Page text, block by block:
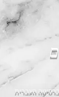
העברית